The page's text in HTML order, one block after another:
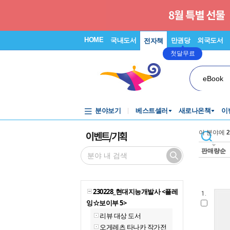
HOME 국내도서 전자책 만권당
첫달무료
외국도서
eBook
분야보기 베스트셀러 새로나온책 이
이벤트/기획
230228_현대지능개발사 <플레
잉☆보이부 5>
리뷰 대상 도서
오게레츠 타나카 작가전
이 분야에 2
판매량순
1.